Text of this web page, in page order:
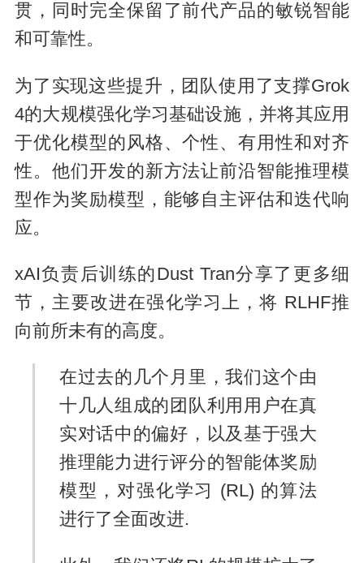
贯，同时完全保留了前代产品的敏锐智能
和可靠性。
为了实现这些提升，团队使用了支撑Grok
4的大规模强化学习基础设施，并将其应用
于优化模型的风格、个性、有用性和对齐
性。他们开发的新方法让前沿智能推理模
型作为奖励模型，能够自主评估和迭代响
应。
xAI负责后训练的Dust Tran分享了更多细
节，主要改进在强化学习上，将 RLHF推
向前所未有的高度。
在过去的几个月里，我们这个由
十几人组成的团队利用用户在真
实对话中的偏好，以及基于强大
推理能力进行评分的智能体奖励
模型，对强化学习 (RL) 的算法
进行了全面改进.